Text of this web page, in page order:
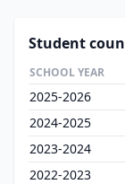
Student
SCHOOL YEAR
2025-2026
2024-2025
2023-2024
2022-2023